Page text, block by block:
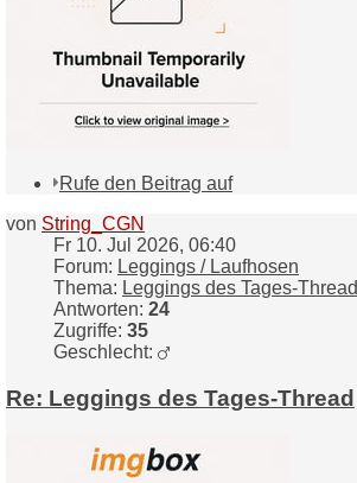
Rufe den Beitrag auf
von String_CGN
Fr 10. Jul 2026, 06:40
Forum: Leggings / Laufhosen
Thema: Leggings des Tages-Thread
Antworten: 24
Zugriffe: 35
Geschlecht:
Re: Leggings des Tages-Thread